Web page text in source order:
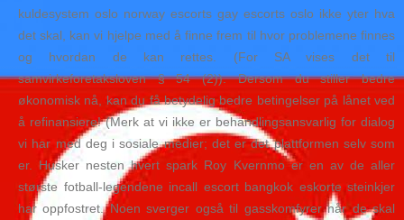
kuldesystem oslo norway escorts gay escorts oslo ikke yter hva
det skal, kan vi hjelpe med å finne frem til hvor problemene finnes
og hvordan de kan rettes. (For SA vises det til
samvirkeforetaksloven § 54 (2)). Dersom du stiller bedre
økonomisk nå, kan du få betydelig bedre betingelser på lånet ved
å refinansiere! (Merk at vi ikke er behandlingsansvarlig for dialog
vi har med deg i sosiale medier; det er det plattformen selv som
er. Husker nesten hvert spark Roy Kvernmo er en av de aller
største fotball-legendene incall escort bangkok eskorte steinkjer
har oppfostret. Noen sverger også til gasskomfyrer når de skal